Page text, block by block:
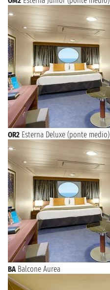
OR2 Esterna Deluxe (ponte medio)
BA Balcone Aurea